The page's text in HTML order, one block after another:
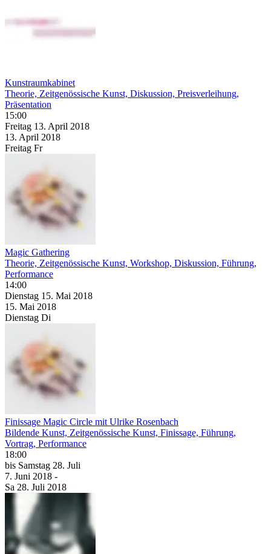
Kunstraumkabinet
Theorie, Zeitgenössische Kunst, Diskussion, Preisverleihung,
Präsentation
15:00
Freitag 13. April 2018
13. April 2018
Freitag Fr
Magic Gathering
Theorie, Zeitgenössische Kunst, Workshop, Diskussion, Führung,
Performance
14:00
Dienstag 15. Mai 2018
15. Mai 2018
Dienstag Di
Finissage Magic Circle mit Ulrike Rosenbach
Bildende Kunst, Zeitgenössische Kunst, Finissage, Führung,
Vortrag, Performance
18:00
bis Samstag 28. Juli
7. Juni 2018 -
Sa 28. Juli 2018